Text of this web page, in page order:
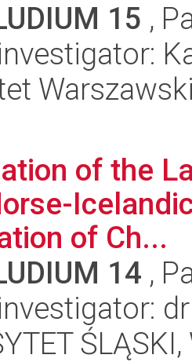
15 ,
of the
of Ch...
14 ,